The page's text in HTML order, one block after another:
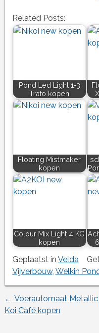
Related Posts:
Pond Led Light 1-3
Trafo kopen
Floating Mistmaker
kopen
Colour Mix Light 4 KG
kopen
Geplaatst in Velda
Vijverbouw, Welkin
← Voerautomaat Metallic |
Koi Café kopen